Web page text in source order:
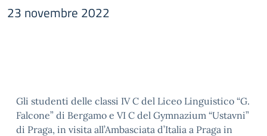
23 novembre 2022
Gli studenti delle classi IV C del Liceo Linguistico “G.
Falcone” di Bergamo e VI C del Gymnazium “Ustavni”
di Praga, in visita all’Ambasciata d’Italia a Praga in